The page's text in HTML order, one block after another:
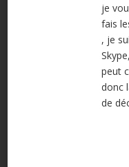
je
fais
, je
peut
donc
de